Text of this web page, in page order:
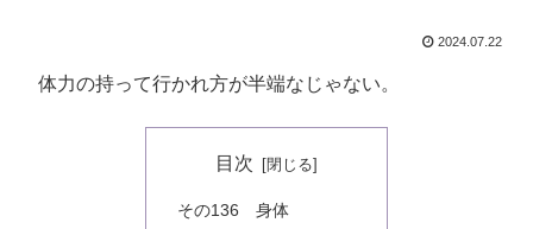
2024.07.22
体力の持って行かれ方が半端なじゃない。
目次
その136 身体